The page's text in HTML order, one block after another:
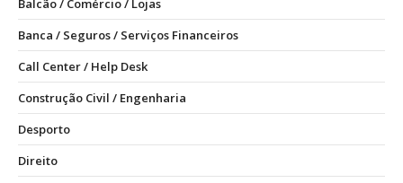
Balcão / Comércio / Lojas
Banca / Seguros / Serviços Financeiros
Call Center / Help Desk
Construção Civil / Engenharia
Desporto
Direito